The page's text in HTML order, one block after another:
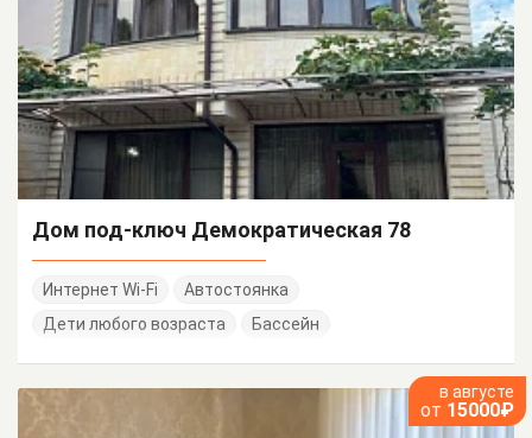
Дом под-ключ Демократическая 78
Интернет Wi-Fi
Автостоянка
Дети любого возраста
Бассейн
в августе
от 15000₽